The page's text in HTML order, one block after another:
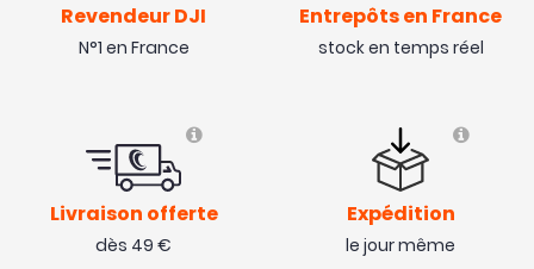
Revendeur DJI
N°1 en France
Entrepôts en France
stock en temps réel
Livraison offerte
dès 49 €
Expédition
le jour même